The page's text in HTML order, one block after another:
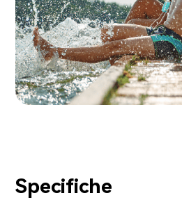
Specifiche